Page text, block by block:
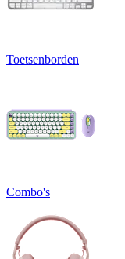
Toetsenborden
Combo's